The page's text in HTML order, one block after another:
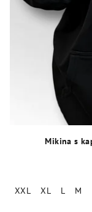
Mikina s
XXL
XL L M